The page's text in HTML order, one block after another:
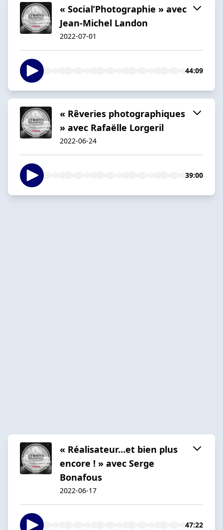
« Social’Photographie » avec
Jean-Michel Landon
2022-07-01
44:09
« Rêveries photographiques
» avec Rafaëlle Lorgeril
2022-06-24
39:00
« Réalisateur…et bien plus
encore ! » avec Serge
Bonafous
2022-06-17
47:22